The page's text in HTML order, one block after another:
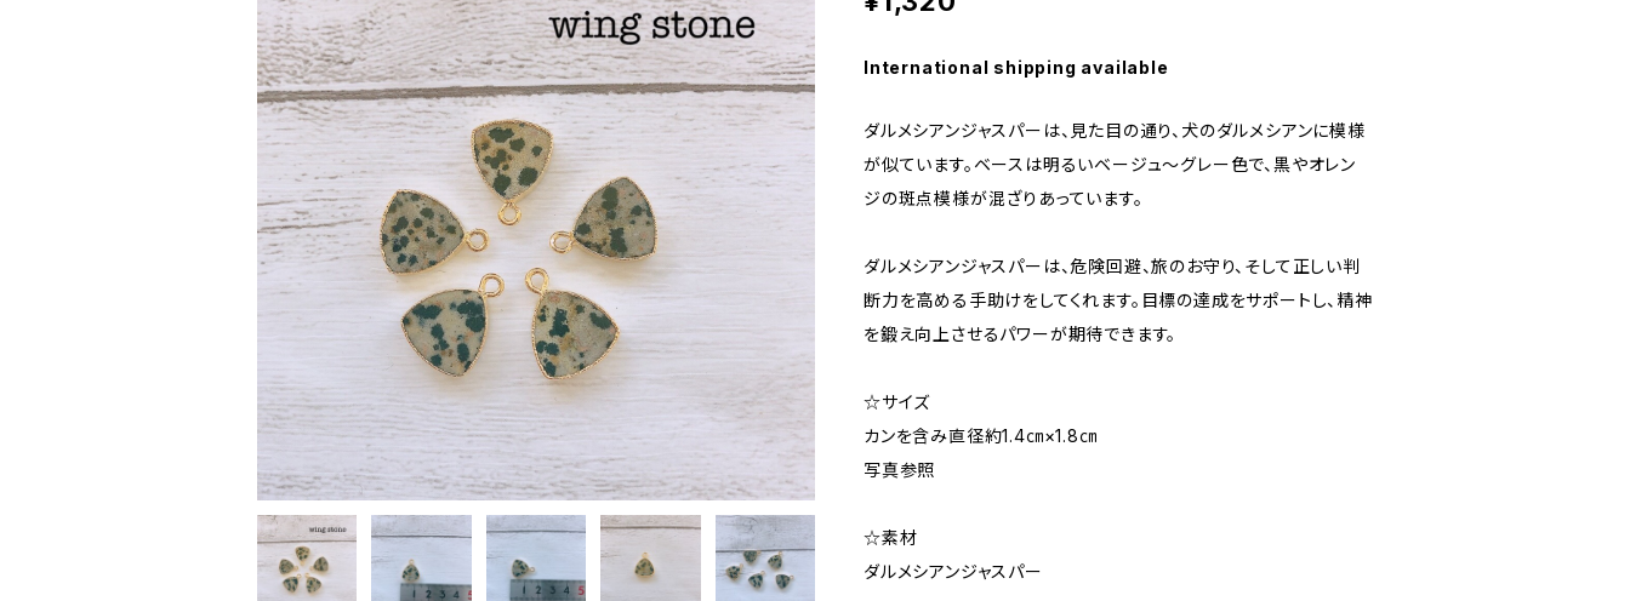
International shipping available
ダルメシアンジャスパーは、見た目の通り、犬のダルメシアンに模様
が似ています。ベースは明るいベージュ～グレー色で、黒やオレン
ジの斑点模様が混ざりあっています。
ダルメシアンジャスパーは、危険回避、旅のお守り、そして正しい判
断力を高める手助けをしてくれます。目標の達成をサポートし、精神
を鍛え向上させるパワーが期待できます。
☆サイズ
カンを含み直径約1.4㎝×1.8㎝
写真参照
☆素材
ダルメシアンジャスパー